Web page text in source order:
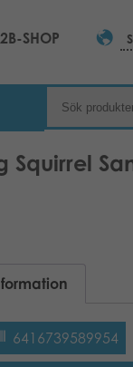
SHOP
Squirrel
6416739589954